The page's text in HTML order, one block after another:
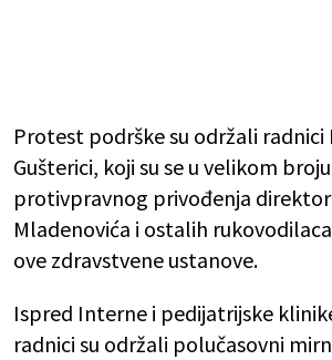
Protest podrške su održali radnici
Gušterici, koji su se u velikom
protivpravnog privođenja
Mladenovića i ostalih
ove zdravstvene ustanove.
Ispred Interne i pedijatrijske
radnici su održali polučasovni